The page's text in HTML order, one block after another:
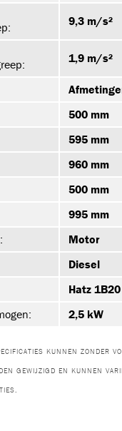
9,3 m/s²
1,9 m/s²
500 mm
595 mm
960 mm
500 mm
995 mm
Motor
Diesel
Hatz 1B20
2,5 kW
KUNNEN ZONDER
GEWIJZIGD EN KUNNEN